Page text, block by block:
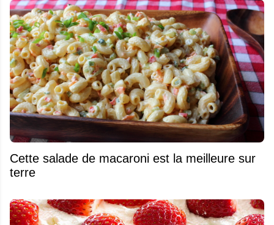
Cette salade de macaroni est la meilleure sur
terre